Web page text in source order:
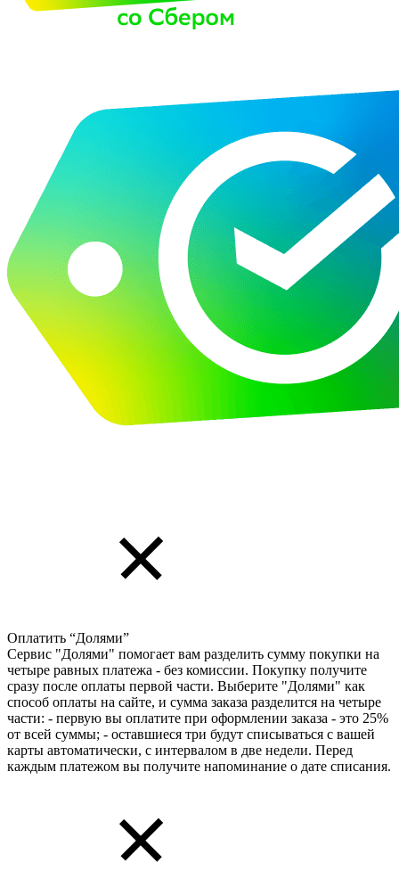
Оплатить “Долями”
Сервис "Долями" помогает вам разделить сумму покупки на
четыре равных платежа - без комиссии. Покупку получите
сразу после оплаты первой части. Выберите "Долями" как
способ оплаты на сайте, и сумма заказа разделится на четыре
части: - первую вы оплатите при оформлении заказа - это 25%
от всей суммы; - оставшиеся три будут списываться с вашей
карты автоматически, с интервалом в две недели. Перед
каждым платежом вы получите напоминание о дате списания.